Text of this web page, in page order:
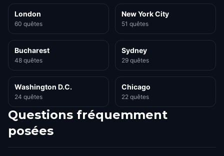
London
60 quêtes
New York City
51 quêtes
Bucharest
48 quêtes
Sydney
29 quêtes
Washington D.C.
24 quêtes
Chicago
22 quêtes
Questions fréquemment
posées